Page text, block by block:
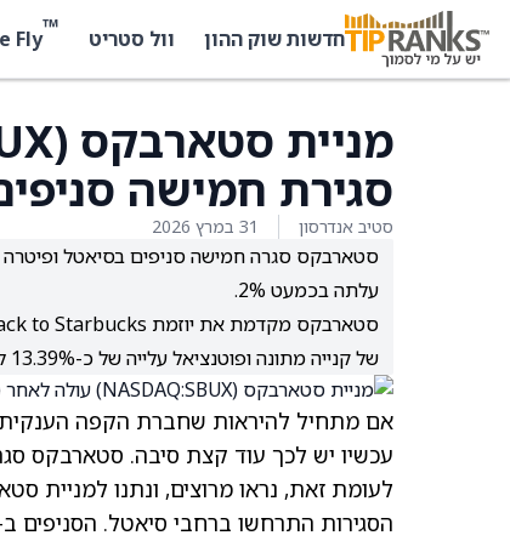
חדשות שוק ההון וול סטריט ™
Fly
סגירת חמישה סניפים
סטיב אנדרסון 31 במרץ 2026
עלתה בכמעט 2%.
של קנייה מתונה ופוטנציאל עלייה של כ-13.39% לפי מחיר היעד הממוצע.
אם מתחיל להיראות שחברת הקפה
לעומת זאת, נראו מרוצים, ונתנו למניית סטארבקס עלייה של כמעט